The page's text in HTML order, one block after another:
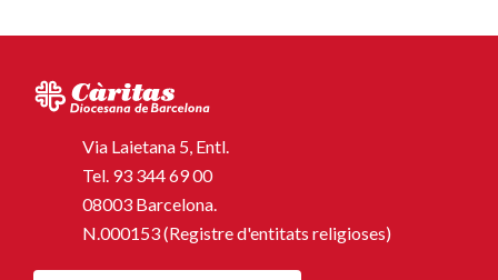
Via Laietana 5, Entl.
Tel. 93 344 69 00
08003 Barcelona.
N.000153 (Registre d'entitats religioses)